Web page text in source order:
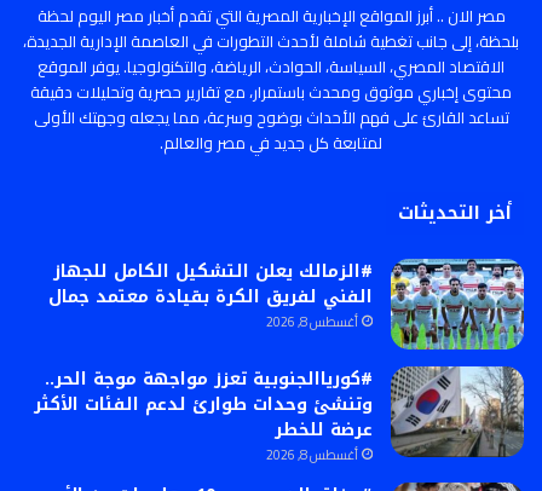
مصر الان .. أبرز المواقع الإخبارية المصرية التي تقدم أخبار مصر اليوم لحظة
بلحظة، إلى جانب تغطية شاملة لأحدث التطورات في العاصمة الإدارية الجديدة،
الاقتصاد المصري، السياسة، الحوادث، الرياضة، والتكنولوجيا. يوفر الموقع
محتوى إخباري موثوق ومحدث باستمرار، مع تقارير حصرية وتحليلات دقيقة
تساعد القارئ على فهم الأحداث بوضوح وسرعة، مما يجعله وجهتك الأولى
لمتابعة كل جديد في مصر والعالم.
أخر التحديثات
#الزمالك يعلن التشكيل الكامل للجهاز
الفني لفريق الكرة بقيادة معتمد جمال
أغسطس 8, 2026
#كورياالجنوبية تعزز مواجهة موجة الحر..
وتنشئ وحدات طوارئ لدعم الفئات الأكثر
عرضة للخطر
أغسطس 8, 2026